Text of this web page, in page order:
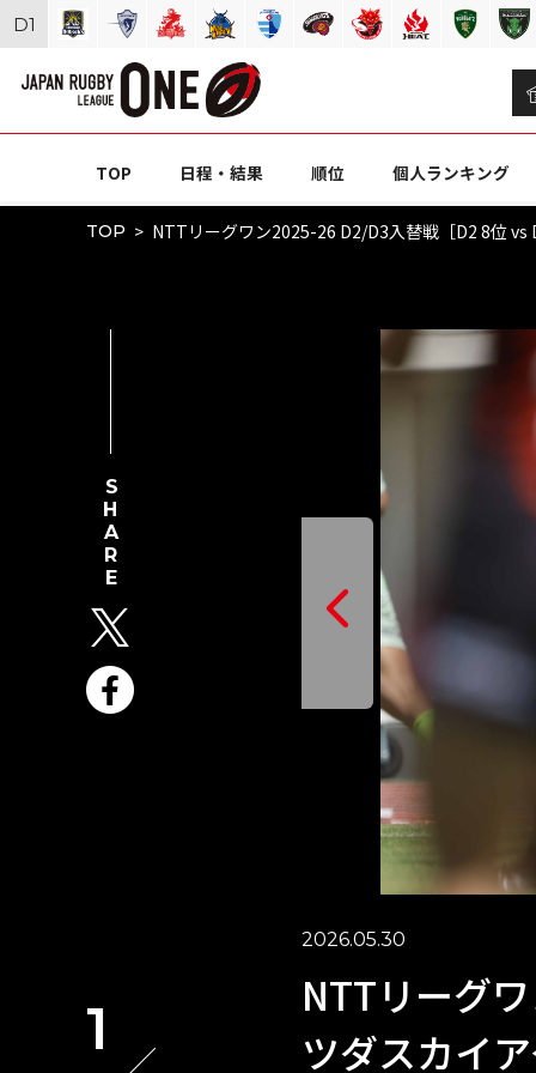
TOP 日程・結果 順位 個人ランキング
TOP NTTリーグワン2025-26 D2/D3入替戦［D2 8位
2026.05.30
NTTリーグ
ツダスカイ
SHARE
1
D1